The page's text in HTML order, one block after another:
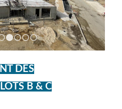
1 2 3 4 5 6 7
DES
B & C